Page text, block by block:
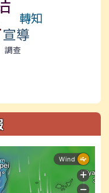
轉知
宣導
調查